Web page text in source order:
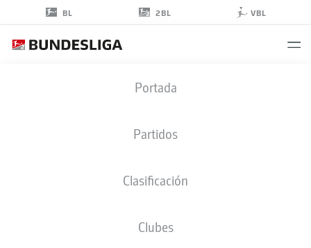
BL 2BL VBL
Portada
Partidos
Clasificación
Clubes